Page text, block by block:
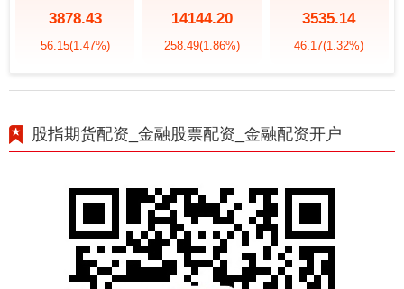
3878.43
56.15(1.47%)
14144.20
258.49(1.86%)
3535.14
46.17(1.32%)
股指期货配资_金融股票配资_金融配资开户